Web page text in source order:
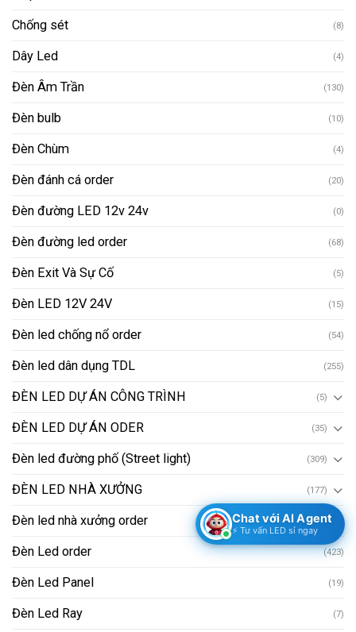
Chống sét (8)
Dây Led (4)
Đèn Âm Trần (130)
Đèn bulb (10)
Đèn Chùm (4)
Đèn đánh cá order (20)
Đèn đường LED 12v 24v (0)
Đèn đường led order (68)
Đèn Exit Và Sự Cố (5)
Đèn LED 12V 24V (15)
Đèn led chống nổ order (54)
Đèn led dân dụng TDL (255)
ĐÈN LED DỰ ÁN CÔNG TRÌNH (5)
ĐÈN LED DỰ ÁN ODER (35)
Đèn led đường phố (Street light) (309)
ĐÈN LED NHÀ XƯỞNG (177)
Đèn led nhà xưởng order (26)
Đèn Led order (423)
Đèn Led Panel (19)
Đèn Led Ray (7)
Chat với AI Agent
⚡ Tư vấn LED sỉ ngay